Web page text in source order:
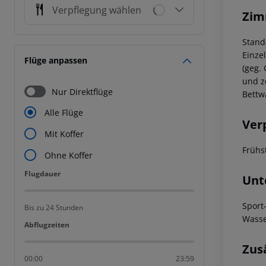
Verpflegung wählen
Flüge anpassen
Nur Direktflüge
Alle Flüge
Mit Koffer
Ohne Koffer
Flugdauer
Flugdauer
Bis zu 24 Stunden
Abflugzeiten
Abflugzeiten
00:00 23:59
(geg.
und